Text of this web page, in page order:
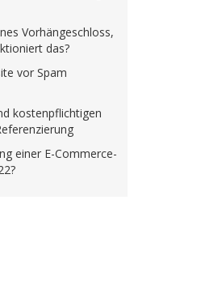
Vorhängeschloss,
das?
vor Spam
kostenpflichtigen
einer E-Commerce-